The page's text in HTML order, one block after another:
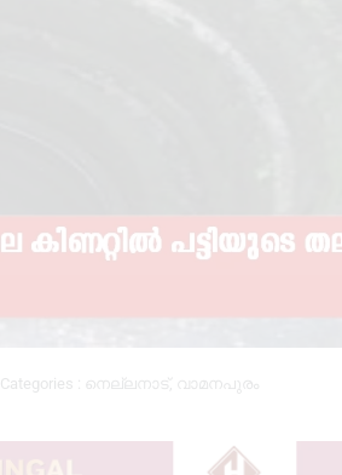
Categories : നെല്ലനാട് , വാമനപുരം